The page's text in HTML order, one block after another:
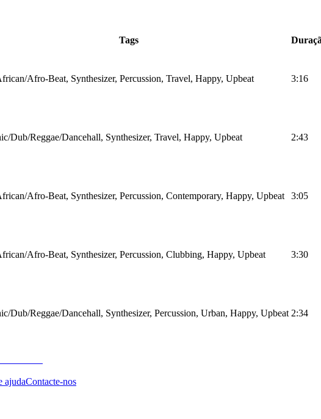
Tags
Afro-Beat, Synthesizer, Percussion, Travel, Happy, Upbeat 3:16
Dub/Reggae/Dancehall, Synthesizer, Travel, Happy, Upbeat 2:43
Afro-Beat, Synthesizer, Percussion, Contemporary, Happy, Upbeat 3:05
Afro-Beat, Synthesizer, Percussion, Clubbing, Happy, Upbeat 3:30
Dub/Reggae/Dancehall, Synthesizer, Percussion, Urban, Happy, Upbeat 2:34
ajudaContacte-nos